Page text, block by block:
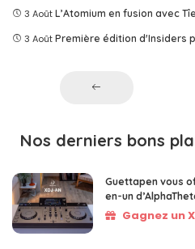
3 Août L’Atomium en fusion avec
3 Août Première édition d'Insiders
Nos derniers bons
Guettapen vous
en-un
Gagnez un